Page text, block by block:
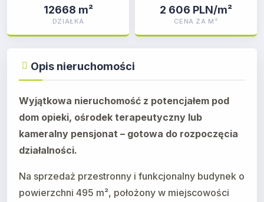
12668 m²
DZIAŁKA
2 606 PLN/m²
CENA ZA M²
Opis nieruchomości
Wyjątkowa nieruchomość z potencjałem pod
dom opieki, ośrodek terapeutyczny lub
kameralny pensjonat – gotowa do rozpoczęcia
działalności.
Na sprzedaż przestronny i funkcjonalny budynek o
powierzchni 495 m², położony w miejscowości